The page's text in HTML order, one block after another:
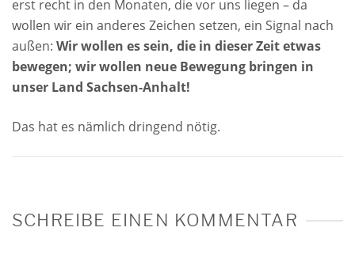
erst recht in den Monaten, die vor uns liegen – da
wollen wir ein anderes Zeichen setzen, ein Signal nach
außen: Wir wollen es sein, die in dieser Zeit etwas
bewegen; wir wollen neue Bewegung bringen in
unser Land Sachsen-Anhalt!
Das hat es nämlich dringend nötig.
SCHREIBE EINEN KOMMENTAR